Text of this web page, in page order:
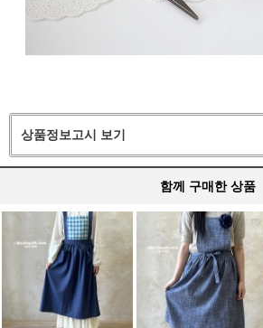
상품정보고시 보기
함께 구매한 상품